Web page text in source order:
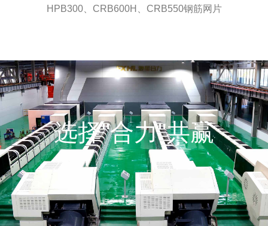
HPB300、CRB600H、CRB550钢筋网片
选择"合力"共赢